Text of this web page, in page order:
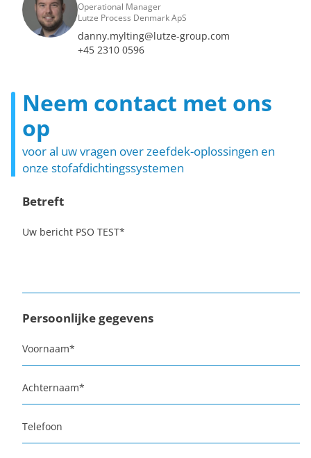
Operational Manager
Lutze Process Denmark ApS
danny.mylting@lutze-group.com
+45 2310 0596
Neem contact met ons
op
voor al uw vragen over zeefdek-oplossingen en
onze stofafdichtingssystemen
Betreft
Uw bericht PSO TEST*
Persoonlijke gegevens
Voornaam*
Achternaam*
Telefoon